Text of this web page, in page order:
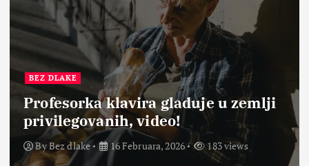
BEZ DLAKE
Profesorka klavira gladuje u zemlji
privilegovanih, video!
ByBez dlake 16 Februara, 2026 183 views